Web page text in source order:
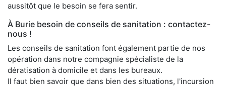
aussitôt que le besoin se fera sentir.
À Burie besoin de conseils de sanitation : contactez-
nous !
Les conseils de sanitation font également partie de nos
opération dans notre compagnie spécialiste de la
dératisation à domicile et dans les bureaux.
Il faut bien savoir que dans bien des situations, l'incursion